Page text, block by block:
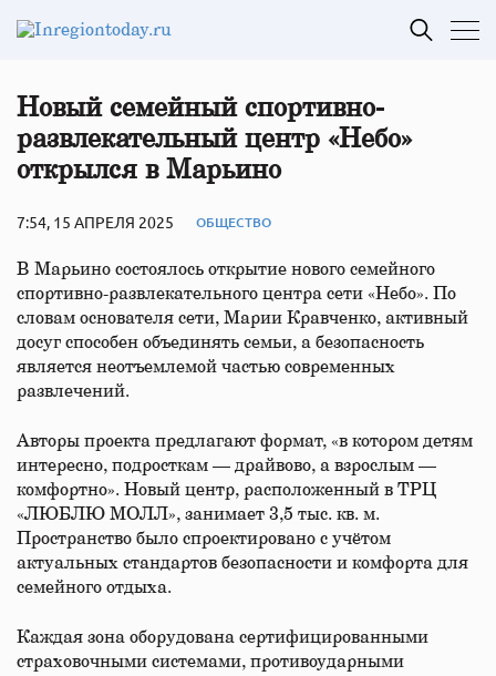
Новый семейный спортивно-
развлекательный центр «Небо»
открылся в Марьино
7:54, 15 АПРЕЛЯ 2025 ОБЩЕСТВО
В Марьино состоялось открытие нового семейного
спортивно-развлекательного центра сети «Небо». По
словам основателя сети, Марии Кравченко, активный
досуг способен объединять семьи, а безопасность
является неотъемлемой частью современных
развлечений.
Авторы проекта предлагают формат, «в котором детям
интересно, подросткам — драйвово, а взрослым —
комфортно». Новый центр, расположенный в ТРЦ
«ЛЮБЛЮ МОЛЛ», занимает 3,5 тыс. кв. м.
Пространство было спроектировано с учётом
актуальных стандартов безопасности и комфорта для
семейного отдыха.
Каждая зона оборудована сертифицированными
страховочными системами, противоударными